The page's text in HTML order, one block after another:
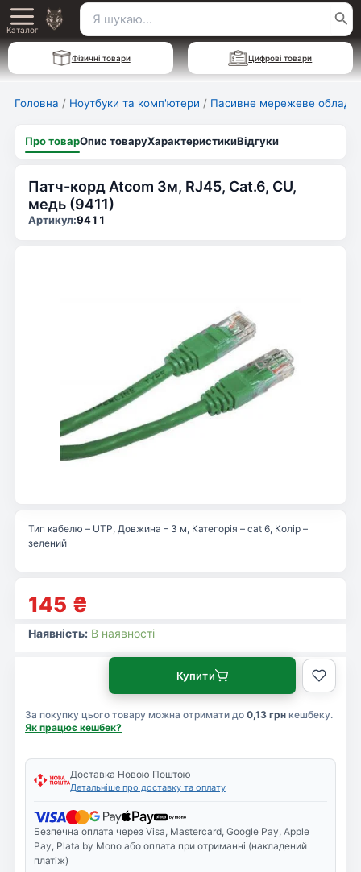
Перейти
до
вмісту
Main
Menu
Каталог
Пошук
для:
Фізичні товари Цифрові товари
Головна / Ноутбуки та комп'ютери / Пасивне мережеве
Про товарОпис товаруХарактеристикиВідгуки
Патч-корд Atcom 3м, RJ45, Cat.6, CU,
медь (9411)
Артикул:9411
145 ₴
Тип кабелю – UTP, Довжина – 3 м, Категорія – cat 6, Колір –
зелений
Наявність: В наявності
За покупку цього товару можна отримати до 0,13 грн кешбеку.
Як працює кешбек?
Купити
Доставка Новою Поштою
Детальніше про доставку та оплату
Безпечна оплата через Visa, Mastercard, Google Pay, Apple
Pay, Plata by Mono або оплата при отриманні (накладений
платіж)